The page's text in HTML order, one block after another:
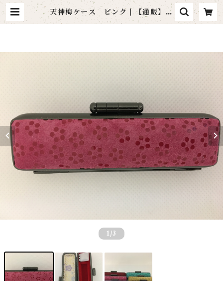
天神梅ケース ピンク | 【通販】原
眞堂 印鑑/電子印 通販サイト
1 /3